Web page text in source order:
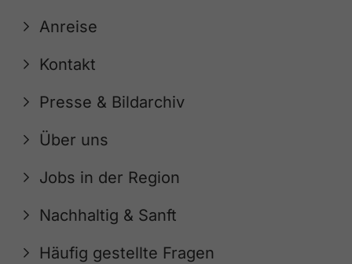
Anreise
Kontakt
Presse & Bildarchiv
Über uns
Jobs in der Region
Nachhaltig & Sanft
Häufig gestellte Fragen